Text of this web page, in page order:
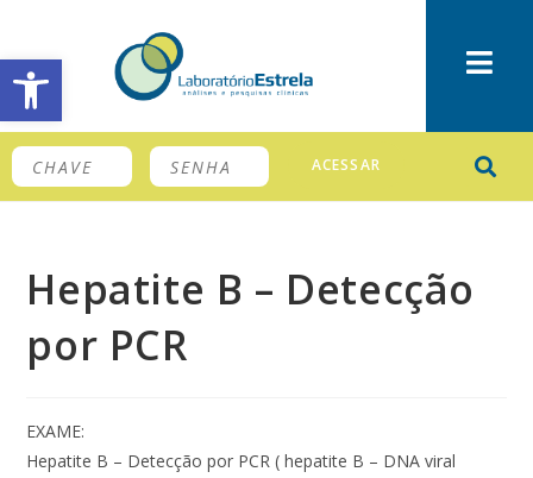
Barra de Ferramentas Aberta
ACESSAR
Hepatite B – Detecção
por PCR
EXAME:
Hepatite B – Detecção por PCR ( hepatite B – DNA viral